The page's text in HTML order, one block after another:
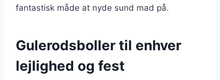
fantastisk måde at nyde sund mad på.
Gulerodsboller til enhver
lejlighed og fest